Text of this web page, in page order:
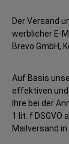
Der Versand
werblicher E-
Brevo GmbH,
Auf Basis
effektiven
Ihre bei der
1 lit. f DSGVO
Mailversand